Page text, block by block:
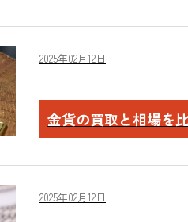
2025年02月12日
金貨の買取と相場を
2025年02月12日